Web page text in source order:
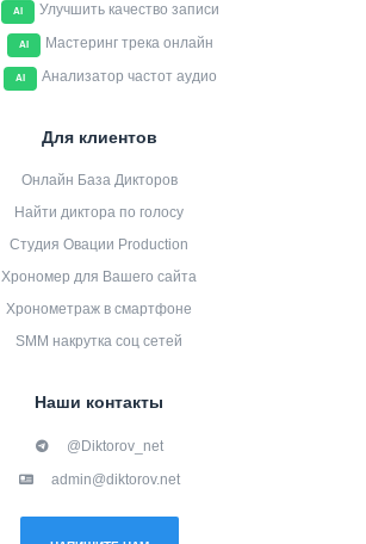
AI Улучшить качество записи
AI Мастеринг трека онлайн
AI Анализатор частот аудио
Для клиентов
Онлайн База Дикторов
Найти диктора по голосу
Студия Овации Production
Хрономер для Вашего сайта
Хронометраж в смартфоне
SMM накрутка соц сетей
Наши контакты
@Diktorov_net
admin@diktorov.net